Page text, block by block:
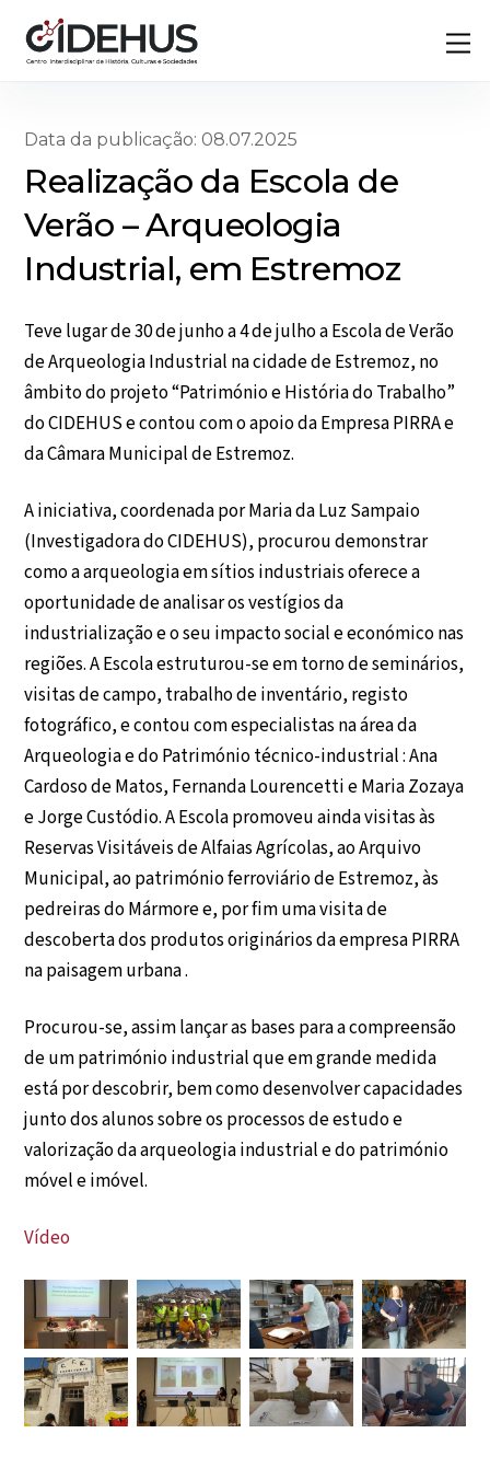
content
Data da publicação: 08.07.2025
Realização da Escola de
Verão – Arqueologia
Industrial, em Estremoz
Teve lugar de 30 de junho a 4 de julho a Escola de Verão
de Arqueologia Industrial na cidade de Estremoz, no
âmbito do projeto “Património e História do Trabalho”
do CIDEHUS e contou com o apoio da Empresa PIRRA e
da Câmara Municipal de Estremoz.
A iniciativa, coordenada por Maria da Luz Sampaio
(Investigadora do CIDEHUS), procurou demonstrar
como a arqueologia em sítios industriais oferece a
oportunidade de analisar os vestígios da
industrialização e o seu impacto social e económico nas
regiões. A Escola estruturou-se em torno de seminários,
visitas de campo, trabalho de inventário, registo
fotográfico, e contou com especialistas na área da
Arqueologia e do Património técnico-industrial : Ana
Cardoso de Matos, Fernanda Lourencetti e Maria Zozaya
e Jorge Custódio. A Escola promoveu ainda visitas às
Reservas Visitáveis de Alfaias Agrícolas, ao Arquivo
Municipal, ao património ferroviário de Estremoz, às
pedreiras do Mármore e, por fim uma visita de
descoberta dos produtos originários da empresa PIRRA
na paisagem urbana .
Procurou-se, assim lançar as bases para a compreensão
de um património industrial que em grande medida
está por descobrir, bem como desenvolver capacidades
junto dos alunos sobre os processos de estudo e
valorização da arqueologia industrial e do património
móvel e imóvel.
Vídeo